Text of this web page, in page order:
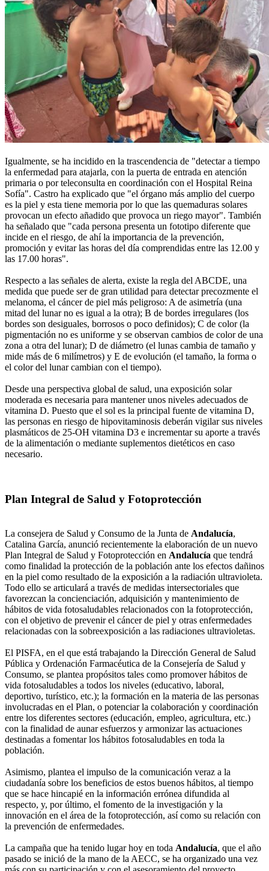
Igualmente, se ha incidido en la trascendencia de "detectar a tiempo
la enfermedad para atajarla, con la puerta de entrada en atención
primaria o por teleconsulta en coordinación con el Hospital Reina
Sofía". Castro ha explicado que "el órgano más amplio del cuerpo
es la piel y esta tiene memoria por lo que las quemaduras solares
provocan un efecto añadido que provoca un riego mayor". También
ha señalado que "cada persona presenta un fototipo diferente que
incide en el riesgo, de ahí la importancia de la prevención,
promoción y evitar las horas del día comprendidas entre las 12.00 y
las 17.00 horas".
Respecto a las señales de alerta, existe la regla del ABCDE, una
medida que puede ser de gran utilidad para detectar precozmente el
melanoma, el cáncer de piel más peligroso: A de asimetría (una
mitad del lunar no es igual a la otra); B de bordes irregulares (los
bordes son desiguales, borrosos o poco definidos); C de color (la
pigmentación no es uniforme y se observan cambios de color de una
zona a otra del lunar); D de diámetro (el lunas cambia de tamaño y
mide más de 6 milímetros) y E de evolución (el tamaño, la forma o
el color del lunar cambian con el tiempo).
Desde una perspectiva global de salud, una exposición solar
moderada es necesaria para mantener unos niveles adecuados de
vitamina D. Puesto que el sol es la principal fuente de vitamina D,
las personas en riesgo de hipovitaminosis deberán vigilar sus niveles
plasmáticos de 25-OH vitamina D3 e incrementar su aporte a través
de la alimentación o mediante suplementos dietéticos en caso
necesario.
Plan Integral de Salud y Fotoprotección
La consejera de Salud y Consumo de la Junta de Andalucía,
Catalina García, anunció recientemente la elaboración de un nuevo
Plan Integral de Salud y Fotoprotección en Andalucía que tendrá
como finalidad la protección de la población ante los efectos dañinos
en la piel como resultado de la exposición a la radiación ultravioleta.
Todo ello se articulará a través de medidas intersectoriales que
favorezcan la concienciación, adquisición y mantenimiento de
hábitos de vida fotosaludables relacionados con la fotoprotección,
con el objetivo de prevenir el cáncer de piel y otras enfermedades
relacionadas con la sobreexposición a las radiaciones ultravioletas.
El PISFA, en el que está trabajando la Dirección General de Salud
Pública y Ordenación Farmacéutica de la Consejería de Salud y
Consumo, se plantea propósitos tales como promover hábitos de
vida fotosaludables a todos los niveles (educativo, laboral,
deportivo, turístico, etc.); la formación en la materia de las personas
involucradas en el Plan, o potenciar la colaboración y coordinación
entre los diferentes sectores (educación, empleo, agricultura, etc.)
con la finalidad de aunar esfuerzos y armonizar las actuaciones
destinadas a fomentar los hábitos fotosaludables en toda la
población.
Asimismo, plantea el impulso de la comunicación veraz a la
ciudadanía sobre los beneficios de estos buenos hábitos, al tiempo
que se hace hincapié en la información errónea difundida al
respecto, y, por último, el fomento de la investigación y la
innovación en el área de la fotoprotección, así como su relación con
la prevención de enfermedades.
La campaña que ha tenido lugar hoy en toda Andalucía, que el año
pasado se inició de la mano de la AECC, se ha organizado una vez